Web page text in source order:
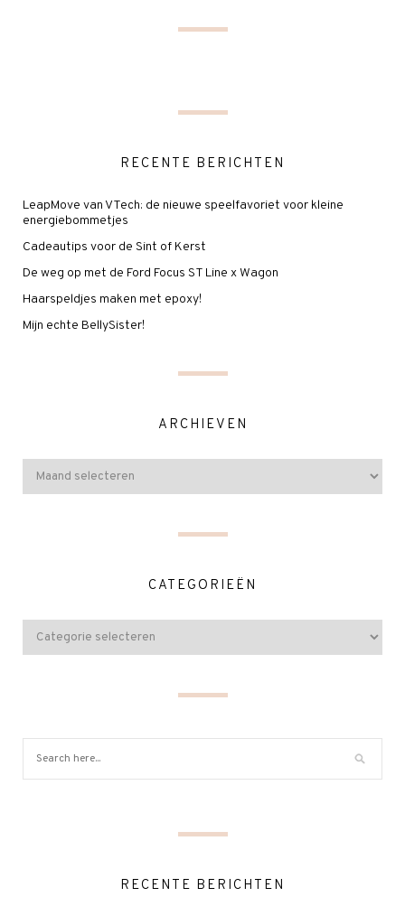
RECENTE BERICHTEN
LeapMove van VTech: de nieuwe speelfavoriet voor kleine
energiebommetjes
Cadeautips voor de Sint of Kerst
De weg op met de Ford Focus ST Line x Wagon
Haarspeldjes maken met epoxy!
Mijn echte BellySister!
ARCHIEVEN
CATEGORIEËN
RECENTE BERICHTEN